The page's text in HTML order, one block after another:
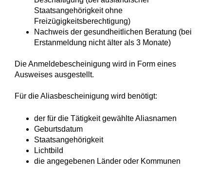
Staatsangehörigkeit ohne
Freizügigkeitsberechtigung)
Nachweis der gesundheitlichen Beratung (bei
Erstanmeldung nicht älter als 3 Monate)
Die Anmeldebescheinigung wird in Form eines
Ausweises ausgestellt.
Für die Aliasbescheinigung wird benötigt:
der für die Tätigkeit gewählte Aliasnamen
Geburtsdatum
Staatsangehörigkeit
Lichtbild
die angegebenen Länder oder Kommunen